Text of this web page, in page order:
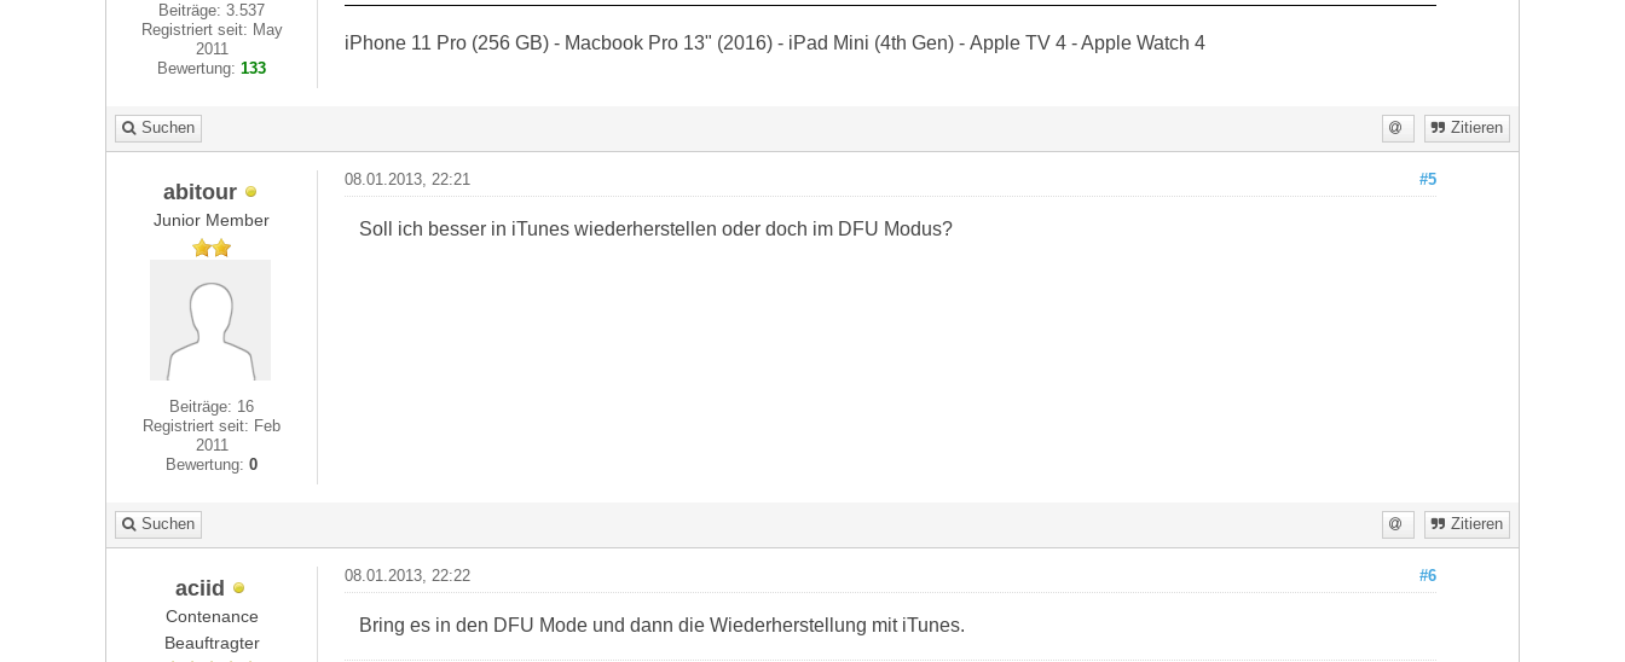
Beiträge: 3.537
Registriert seit: May
2011
Bewertung:133
iPhone 11 Pro (256 GB) - Macbook Pro 13" (2016) - iPad Mini (4th Gen) - Apple TV 4 - Apple Watch 4
Suchen Zitieren
abitour
Junior Member
Beiträge: 16
Registriert seit: Feb
2011
Bewertung:0
#5
08.01.2013, 22:21
Soll ich besser in iTunes wiederherstellen oder doch im DFU Modus?
Suchen Zitieren
aciid
Contenance
Beauftragter
#6
08.01.2013, 22:22
Bring es in den DFU Mode und dann die Wiederherstellung mit iTunes.